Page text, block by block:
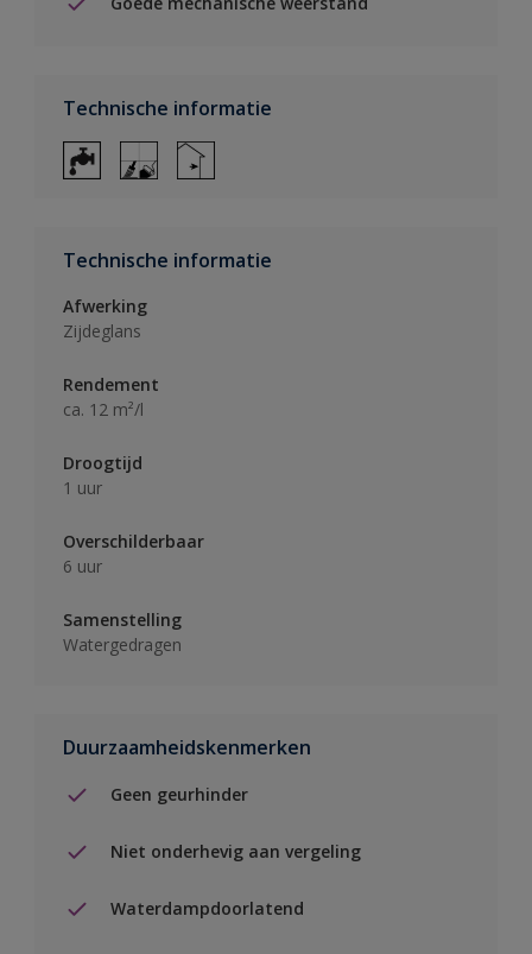
Technische informatie
Technische informatie
Afwerking
Zijdeglans
Rendement
ca. 12 m²/l
Droogtijd
1 uur
Overschilderbaar
6 uur
Samenstelling
Watergedragen
Duurzaamheidskenmerken
Geen geurhinder
Niet onderhevig aan vergeling
Waterdampdoorlatend